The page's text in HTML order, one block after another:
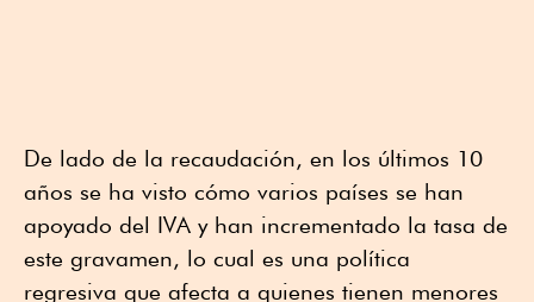
De lado de la recaudación, en los últimos 10
años se ha visto cómo varios países se han
apoyado del IVA y han incrementado la tasa de
este gravamen, lo cual es una política
regresiva que afecta a quienes tienen menores